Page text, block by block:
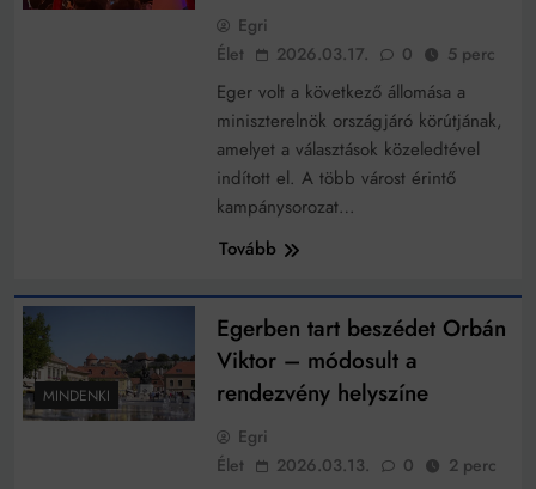
Egri
Élet
2026.03.17. 0 5 perc
Eger volt a következő állomása a
miniszterelnök országjáró körútjának,
amelyet a választások közeledtével
indított el. A több várost érintő
kampánysorozat…
Tovább
MINDENKI
Egerben tart beszédet Orbán
Viktor – módosult a
rendezvény helyszíne
Egri
Élet
2026.03.13. 0 2 perc